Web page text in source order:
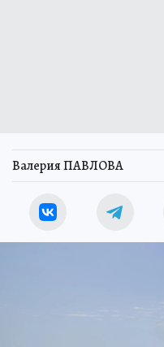
Валерия ПАВЛОВА